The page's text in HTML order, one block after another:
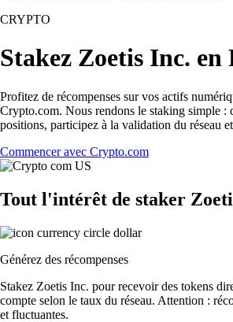
CRYPTO
Stakez Zoetis Inc. en
Profitez de récompenses sur vos actifs
Crypto.com. Nous rendons le staking simple :
positions, participez à la validation du réseau
Commencer avec Crypto.com
Tout l'intérêt de staker
Générez des récompenses
Stakez Zoetis Inc. pour recevoir des tokens
compte selon le taux du réseau. Attention :
et fluctuantes.